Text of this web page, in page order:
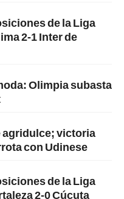
de la Liga
2-1 Inter de
Olimpia subasta
agridulce; victoria
con Udinese
de la Liga
2-0 Cúcuta